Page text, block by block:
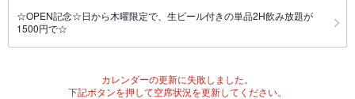
☆OPEN記念☆日から木曜限定で、生ビール付きの単品2H飲み放題が
1500円で☆
カレンダーの更新に失敗しました。
下記ボタンを押して空席状況を更新してください。